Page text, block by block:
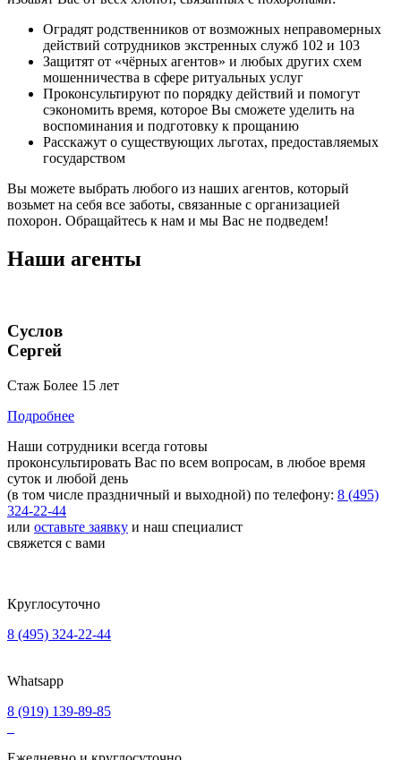
Оградят родственников от возможных неправомерных
действий сотрудников экстренных служб 102 и 103
Защитят от «чёрных агентов» и любых других схем
мошенничества в сфере ритуальных услуг
Проконсультируют по порядку действий и помогут
сэкономить время, которое Вы сможете уделить на
воспоминания и подготовку к прощанию
Расскажут о существующих льготах, предоставляемых
государством
Вы можете выбрать любого из наших агентов, который
возьмет на себя все заботы, связанные с организацией
похорон. Обращайтесь к нам и мы Вас не подведем!
Наши агенты
Суслов
Сергей
Стаж Более 15 лет
Подробнее
Наши сотрудники всегда готовы
проконсультировать Вас по всем вопросам, в любое время
суток и любой день
(в том числе праздничный и выходной) по телефону: 8 (495)
324-22-44
или оставьте заявку и наш специалист
свяжется с вами
Круглосуточно
8 (495) 324-22-44
Whatsapp
8 (919) 139-89-85